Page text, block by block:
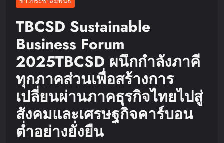
TBCSD Sustainable
Business Forum
2025TBCSD ผนึกกำลังภาคี
ทุกภาคส่วนเพื่อสร้างการ
เปลี่ยนผ่านภาคธุรกิจไทยไปสู่
สังคมและเศรษฐกิจคาร์บอน
ต่ำอย่างยั่งยืน